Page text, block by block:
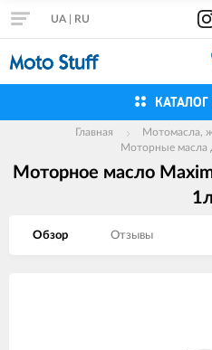
UA RU
Главная
Мотомасла,
Моторные масла
Моторное масло
1л
Обзор Отзывы